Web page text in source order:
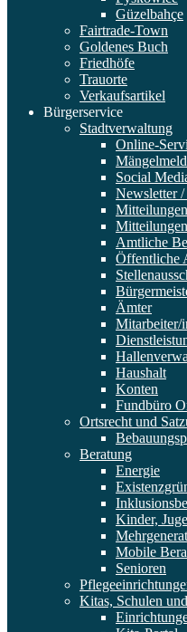
Güzelbahçe
Fairtrade-Town
Goldenes Buch
Friedhöfe
Trauorte
Verkaufsartikel
Bürgerservice
Stadtverwaltung
Online-
Social
Newsletter /
Mitteilungen
Amtliche
Öffentliche
Ämter
Mitarbeiter/
Haushalt
Konten
Fundbüro
Ortsrecht und
Beratung
Energie
Kinder,
Mobile
Senioren
Kitas, Schulen